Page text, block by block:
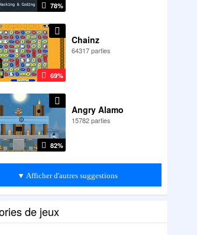
78%
69%
Chainz
64317 parties
82%
Angry Alamo
15782 parties
▼ Afficher d'autres suggestions
de jeux